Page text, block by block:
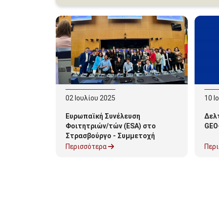
02 Ιουλίου 2025
Ευρωπαϊκή Συνέλευση
Φοιτητριών/τών (ESA) στο
Στρασβούργο - Συμμετοχή
Φοιτητή του ΠΕΔιΣ
Περισσότερα
10